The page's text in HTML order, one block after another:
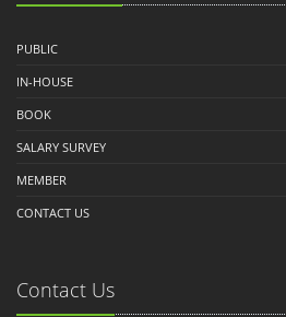
PUBLIC
IN-HOUSE
BOOK
SALARY SURVEY
MEMBER
CONTACT US
Contact Us